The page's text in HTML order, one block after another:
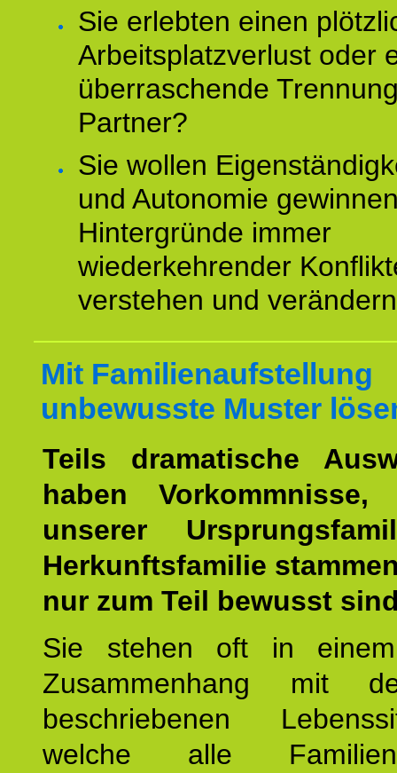
Sie erlebten einen
Arbeitsplatzverlust oder
überraschende
Partner?
Sie wollen
und Autonomie
Hintergründe immer
wiederkehrender
verstehen und
Mit Familienaufstellung
unbewusste Muster
Teils dramatische
haben
unserer
Herkunftsfamilie
nur zum Teil bewusst
Sie stehen oft in
Zusammenhang mit
beschriebenen
welche alle